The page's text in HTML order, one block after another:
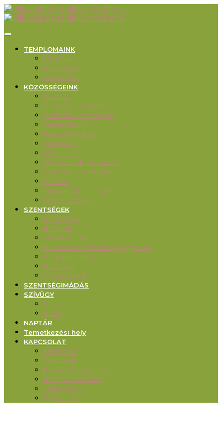
TEMPLOMAINK
Piliscsaba
Klotildliget
Pilisjászfalu
KÖZÖSSÉGEINK
Karitász
Ifjúsági közösségek
Családos közösségek
Imaközösségek
Felnőtt katekézis
Ökumené
Misekuckó
Művészetek, önképzés
Liget Segítőszolgálat
Rendek
Oktatási intézmények
Idősek otthona
SZENTSÉGEK
Keresztség
Bérmálás
Oltáriszentség
Bűnbocsánat szentsége (gyónás)
Betegek kenete
Házasság
Egyházi rend
SZENTSÉGIMÁDÁS
SZÍVÜGY
Blog
Újság
NAPTÁR
Temetkezési hely
KAPCSOLAT
Elérhetőség
Stóladíjak
Egyházi hozzájárulás
Képviselő-testület
Alapítványok
Pályázatok